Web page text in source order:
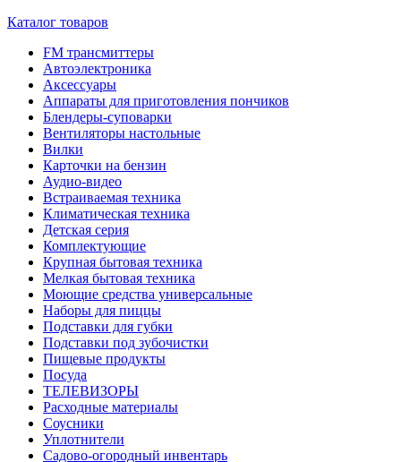
Каталог товаров
FM трансмиттеры
Автоэлектроника
Аксессуары
Аппараты для приготовления пончиков
Блендеры-суповарки
Вентиляторы настольные
Вилки
Карточки на бензин
Аудио-видео
Встраиваемая техника
Климатическая техника
Детская серия
Комплектующие
Крупная бытовая техника
Мелкая бытовая техника
Моющие средства универсальные
Наборы для пиццы
Подставки для губки
Подставки под зубочистки
Пищевые продукты
Посуда
ТЕЛЕВИЗОРЫ
Расходные материалы
Соусники
Уплотнители
Садово-огородный инвентарь